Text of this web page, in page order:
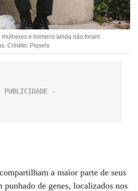
e homens ainda não foram
Crédito: Piqsels
a maior parte de seus
punhado de genes, localizados nos